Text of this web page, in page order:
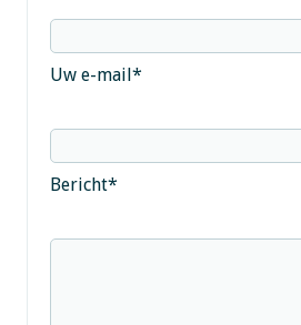
Uw e-mail*
Bericht*